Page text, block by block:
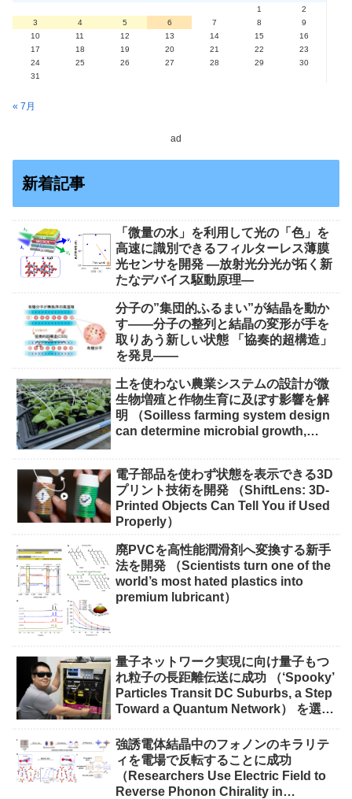
1
2
3
4 5 6 7 8
9
10
11 12 13 14 15
16
17
18 19 20 21 22
23
24
25 26 27 28 29
30
31
« 7月
ad
新着記事
「微量の水」を利用して光の「色」を
高速に識別できるフィルターレス薄膜
光センサを開発 ―放射光分光が拓く新
たなデバイス駆動原理―
分子の”集団的ふるまい”が結晶を動か
す――分子の整列と結晶の変形が手を
取りあう新しい状態 「協奏的超構造」
を発見――
土を使わない農業システムの設計が微
生物増殖と作物生育に及ぼす影響を解
明 （Soilless farming system design
can determine microbial growth,
電子部品を使わず状態を表示できる3D
プリント技術を開発 （ShiftLens: 3D-
Printed Objects Can Tell You if Used
Properly）
廃PVCを高性能潤滑剤へ変換する新手
法を開発 （Scientists turn one of the
world’s most hated plastics into
premium lubricant）
量子ネットワーク実現に向け量子もつ
れ粒子の長距離伝送に成功 （‘Spooky’
Particles Transit DC Suburbs, a Step
Toward a Quantum Network） を選択
れ粒子の長距離伝送に成功 （‘Spooky’
Particles Transit DC Suburbs, a Step
Toward a Quantum Network）
強誘電体結晶中のフォノンのキラリテ
ィを電場で反転することに成功
（Researchers Use Electric Field to
Reverse Phonon Chirality in